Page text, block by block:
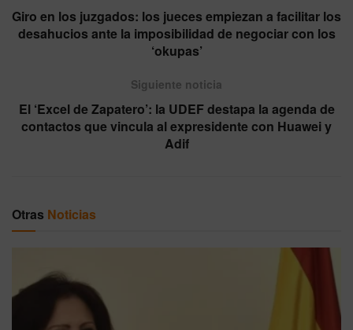
Giro en los juzgados: los jueces empiezan a facilitar los
desahucios ante la imposibilidad de negociar con los
‘okupas’
Siguiente noticia
El ‘Excel de Zapatero’: la UDEF destapa la agenda de
contactos que vincula al expresidente con Huawei y
Adif
Otras Noticias